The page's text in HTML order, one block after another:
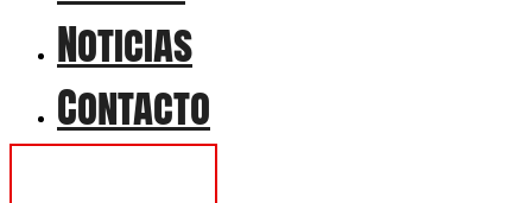
Noticias
Contacto